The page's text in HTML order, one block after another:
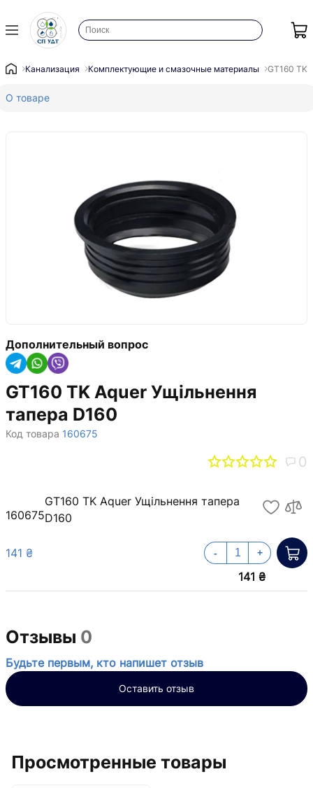
Канализация Комплектующие и смазочные материалы GT160 TK
О товаре
Дополнительный вопрос
GT160 TK Aquer Ущільнення
тапера D160
Код товара 160675
0
160675
GT160 TK Aquer Ущільнення тапера
D160
141 ₴
141 ₴
- +
Отзывы 0
Будьте первым, кто напишет отзыв
Оставить отзыв
Просмотренные товары